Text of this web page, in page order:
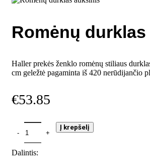
Romėnų
Haller prekės ženklo romėnų stiliaus
cm geležtė pagaminta iš 420 nerūdijančio
€53.85
Į krepšelį
Dalintis: